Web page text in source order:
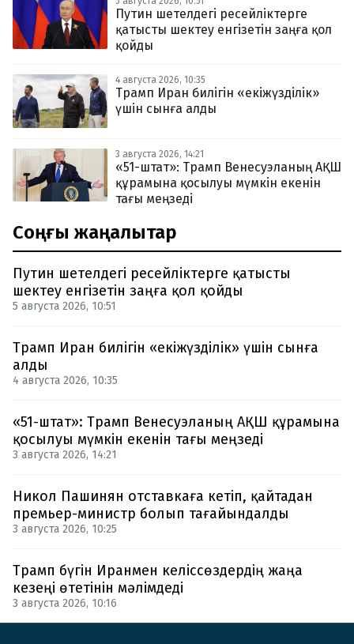
Путин шетелдегі ресейліктерге
қатысты шектеу енгізетін заңға қол
қойды
4 августа 2026, 10:35
Трамп Иран билігін «екіжүзділік»
үшін сынға алды
3 августа 2026, 14:21
«51-штат»: Трамп Венесуэланың АҚШ
құрамына қосылуы мүмкін екенін
тағы меңзеді
Соңғы жаңалықтар
Путин шетелдегі ресейліктерге қатысты
шектеу енгізетін заңға қол қойды
5 августа 2026, 10:51
Трамп Иран билігін «екіжүзділік» үшін сынға
алды
4 августа 2026, 10:35
«51-штат»: Трамп Венесуэланың АҚШ құрамына
қосылуы мүмкін екенін тағы меңзеді
3 августа 2026, 14:21
Никол Пашинян отставкаға кетіп, қайтадан
премьер-министр болып тағайындалды
3 августа 2026, 10:25
Трамп бүгін Иранмен келіссөздердің жаңа
кезеңі өтетінін мәлімдеді
3 августа 2026, 10:16